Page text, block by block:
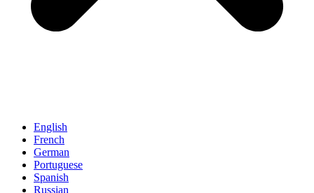
English
French
German
Portuguese
Spanish
Russian